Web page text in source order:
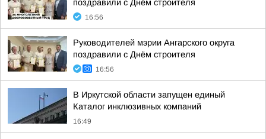
поздравили с Днём строителя
16:56
Руководителей мэрии Ангарского округа
поздравили с Днём строителя
16:56
В Иркутской области запущен единый
Каталог инклюзивных компаний
16:49